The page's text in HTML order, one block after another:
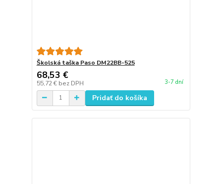
Školská taška Paso DM22BB-525
68,53 €
55,72 € bez DPH 3-7 dní
Pridať do košíka